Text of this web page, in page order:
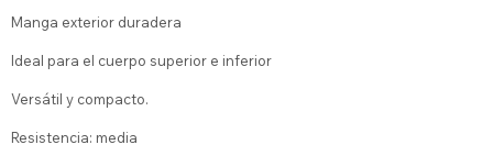
Manga exterior duradera
Ideal para el cuerpo superior e inferior
Versátil y compacto.
Resistencia: media